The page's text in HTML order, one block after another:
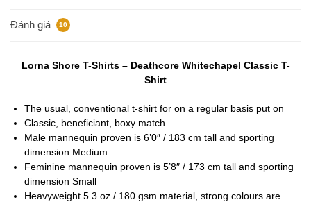
Đánh giá 10
Lorna Shore T-Shirts – Deathcore Whitechapel Classic T-
Shirt
The usual, conventional t-shirt for on a regular basis put on
Classic, beneficiant, boxy match
Male mannequin proven is 6’0″ / 183 cm tall and sporting
dimension Medium
Feminine mannequin proven is 5’8″ / 173 cm tall and sporting
dimension Small
Heavyweight 5.3 oz / 180 gsm material, strong colours are